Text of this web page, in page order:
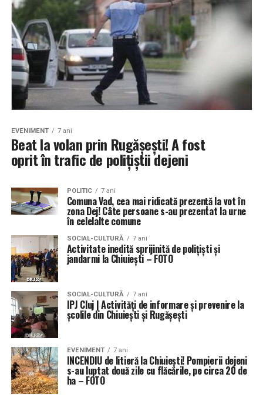
EVENIMENT 7 ani
Beat la volan prin Rugășești! A fost
oprit în trafic de polițiștii dejeni
POLITIC 7 ani
Comuna Vad, cea mai ridicată prezență la vot în
zona Dej! Câte persoane s-au prezentat la urne
în celelalte comune
SOCIAL-CULTURĂ 7 ani
Activitate inedită sprijinită de polițiști și
jandarmi la Chiuiești – FOTO
SOCIAL-CULTURĂ 7 ani
IPJ Cluj | Activități de informare și prevenire la
școlile din Chiuiești și Rugășești
EVENIMENT 7 ani
INCENDIU de litieră la Chiuiești! Pompierii dejeni
s-au luptat două zile cu flăcările, pe circa 20 de
ha – FOTO